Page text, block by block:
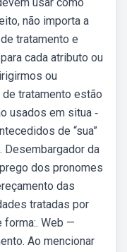
não importa a
tratamento e
cada atributo ou
ou
tratamento estão
usados em situa ‑
de “sua”
Desembargador da
dos pronomes
das
tratadas por
forma:. Web —
Ao mencionar